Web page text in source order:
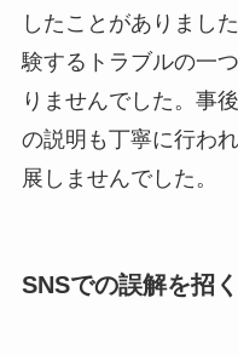
したことがありまし
験するトラブルの一
りませんでした。事
の説明も丁寧に行わ
展しませんでした。
SNSでの誤解を招